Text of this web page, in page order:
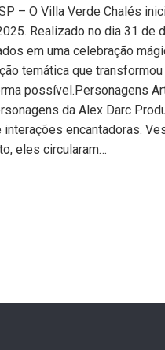
– O Villa Verde Chalés
Realizado no dia 31 de
em uma celebração
temática que
possível.Personagens
da Alex Darc
encantadoras.
eles circularam…